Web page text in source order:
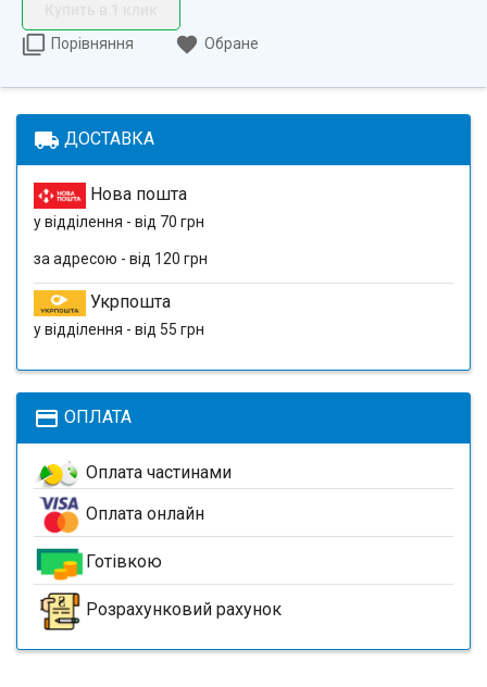
Порівняння
Обране
local_shipping ДОСТАВКА
Нова пошта
у відділення - від 70 грн
за адресою - від 120 грн
Укрпошта
у відділення - від 55 грн
payment ОПЛАТА
Оплата частинами
Оплата онлайн
Готівкою
Розрахунковий рахунок